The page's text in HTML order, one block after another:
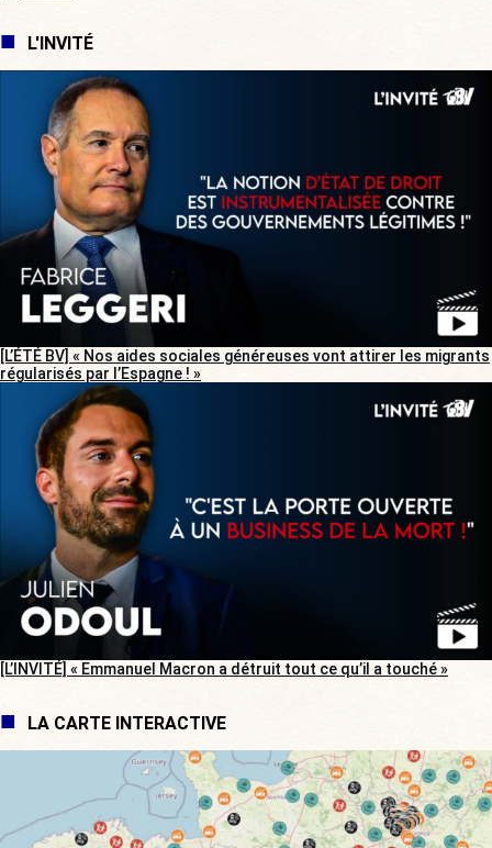
L'INVITÉ
[L’ÉTÉ BV] « Nos aides sociales généreuses vont attirer les migrants
régularisés par l’Espagne ! »
[L’INVITÉ] « Emmanuel Macron a détruit tout ce qu’il a touché »
LA CARTE INTERACTIVE